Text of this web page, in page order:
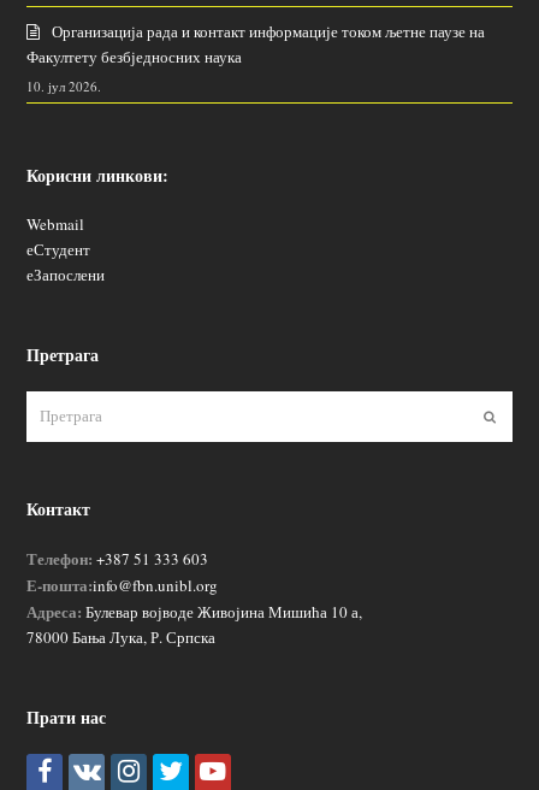
Организација рада и контакт информације током љетне паузе на
Факултету безбједносних наука
10. јул 2026.
Корисни линкови:
Webmail
еСтудент
еЗапослени
Претрага
Контакт
Телефон: +387 51 333 603
Е-пошта:info@fbn.unibl.org
Адреса: Булевар војводе Живојина Мишића 10 а,
78000 Бања Лука, Р. Српска
Прати нас